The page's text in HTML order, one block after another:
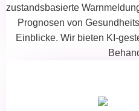
zustandsbasierte
Prognosen von
Einblicke. Wir bieten KI-